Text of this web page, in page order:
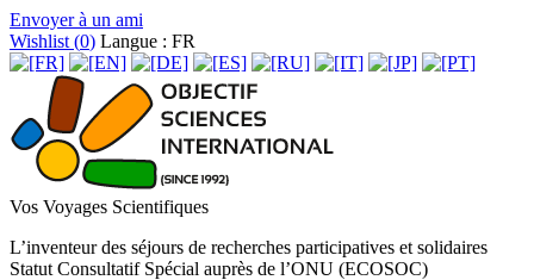
Envoyer à un ami
Wishlist (0) Langue : FR
Vos Voyages Scientifiques
L’inventeur des séjours de recherches participatives et solidaires
Statut Consultatif Spécial auprès de l’ONU (ECOSOC)